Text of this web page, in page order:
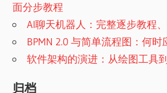
面分步教程
AI聊天机器人：完整逐步教程
BPMN 2.0 与简单流程图：何
软件架构的演进：从绘图工具
归档